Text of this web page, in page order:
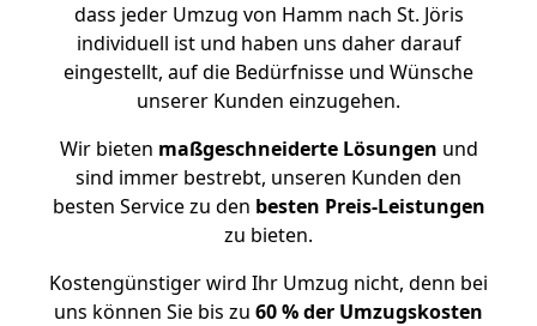
dass jeder Umzug von Hamm nach St. Jöris
individuell ist und haben uns daher darauf
eingestellt, auf die Bedürfnisse und Wünsche
unserer Kunden einzugehen.
Wir bieten maßgeschneiderte Lösungen und
sind immer bestrebt, unseren Kunden den
besten Service zu den besten Preis-Leistungen
zu bieten.
Kostengünstiger wird Ihr Umzug nicht, denn bei
uns können Sie bis zu 60 % der Umzugskosten